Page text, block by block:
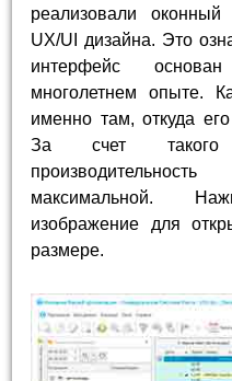
реализовали
UX/UI дизайна. Это
интерфейс
многолетнем опыте.
именно там, откуда
За счет такого
максимальной.
изображение для
размере.